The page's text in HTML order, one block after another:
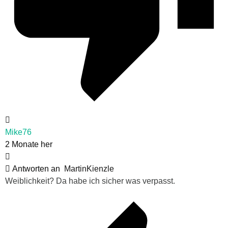
Mike76
2 Monate her
Antworten an
MartinKienzle
Weiblichkeit? Da habe ich sicher was verpasst.